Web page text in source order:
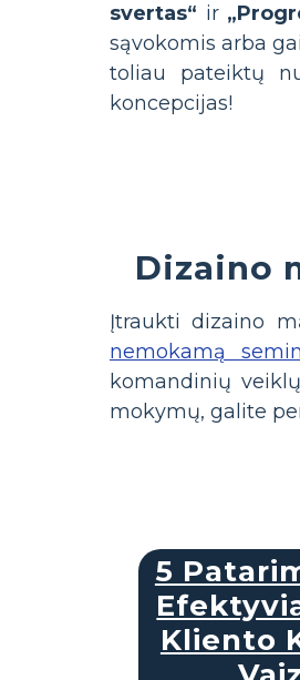
svertas“ ir
sąvokomis arba
toliau pateiktų
koncepcijas!
Dizaino
Įtraukti dizaino
nemokamą
komandinių
mokymų, galite
5
Kliento